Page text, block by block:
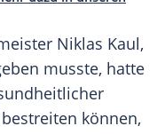
Niklas Kaul,
musste, hatte
können,